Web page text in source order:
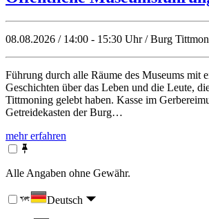
08.08.2026 / 14:00 - 15:30 Uhr / Burg
Führung durch alle Räume des Museums mit
Geschichten über das Leben und die Leute,
Tittmoning gelebt haben. Kasse im
Getreidekasten der Burg…
mehr erfahren
Alle Angaben ohne Gewähr.
Deutsch